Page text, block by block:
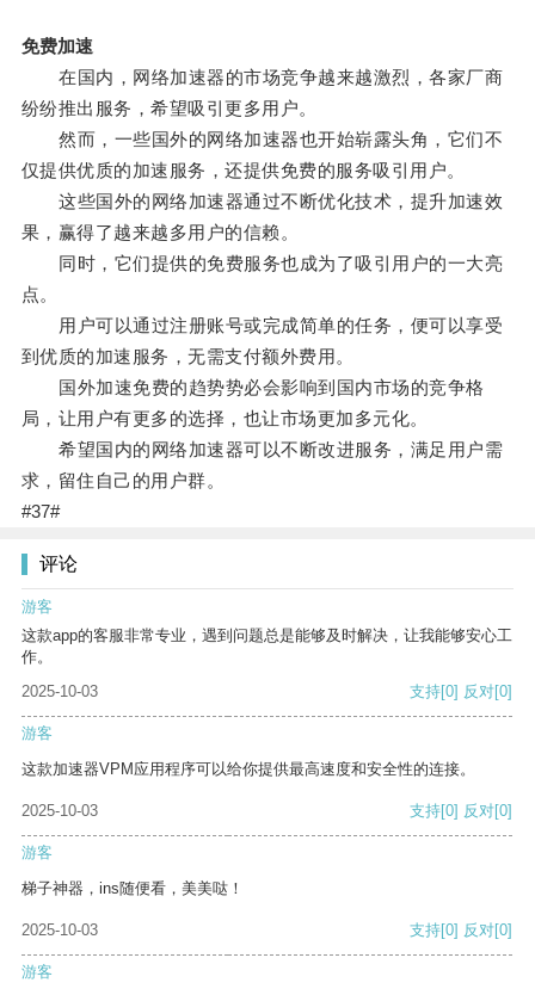
免费加速
在国内，网络加速器的市场竞争越来越激烈，各家厂商
纷纷推出服务，希望吸引更多用户。
然而，一些国外的网络加速器也开始崭露头角，它们不
仅提供优质的加速服务，还提供免费的服务吸引用户。
这些国外的网络加速器通过不断优化技术，提升加速效
果，赢得了越来越多用户的信赖。
同时，它们提供的免费服务也成为了吸引用户的一大亮
点。
用户可以通过注册账号或完成简单的任务，便可以享受
到优质的加速服务，无需支付额外费用。
国外加速免费的趋势势必会影响到国内市场的竞争格
局，让用户有更多的选择，也让市场更加多元化。
希望国内的网络加速器可以不断改进服务，满足用户需
求，留住自己的用户群。
#37#
评论
游客
这款app的客服非常专业，遇到问题总是能够及时解决，让我能够安心工
作。
2025-10-03
支持[0] 反对[0]
游客
这款加速器VPM应用程序可以给你提供最高速度和安全性的连接。
2025-10-03 支持[0] 反对[0]
游客
梯子神器，ins随便看，美美哒！
2025-10-03 支持[0] 反对[0]
游客